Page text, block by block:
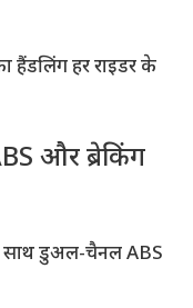
हैंडलिंग हर राइडर के
और ब्रेकिंग
साथ डुअल-चैनल ABS